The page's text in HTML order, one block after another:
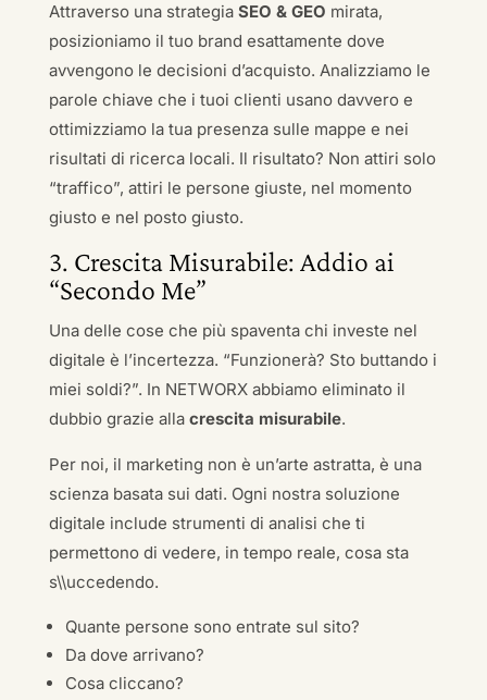
Attraverso una strategia SEO & GEO mirata,
posizioniamo il tuo brand esattamente dove
avvengono le decisioni d’acquisto. Analizziamo le
parole chiave che i tuoi clienti usano davvero e
ottimizziamo la tua presenza sulle mappe e nei
risultati di ricerca locali. Il risultato? Non attiri solo
“traffico”, attiri le persone giuste, nel momento
giusto e nel posto giusto.
3. Crescita Misurabile: Addio ai
“Secondo Me”
Una delle cose che più spaventa chi investe nel
digitale è l’incertezza. “Funzionerà? Sto buttando i
miei soldi?”. In NETWORX abbiamo eliminato il
dubbio grazie alla crescita misurabile.
Per noi, il marketing non è un’arte astratta, è una
scienza basata sui dati. Ogni nostra soluzione
digitale include strumenti di analisi che ti
permettono di vedere, in tempo reale, cosa sta
s\\uccedendo.
Quante persone sono entrate sul sito?
Da dove arrivano?
Cosa cliccano?